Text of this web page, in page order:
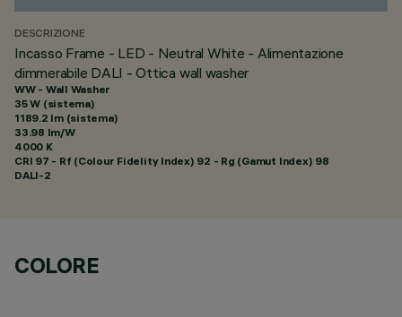
DESCRIZIONE
Incasso Frame - LED - Neutral White - Alimentazione
dimmerabile DALI - Ottica wall washer
WW - Wall Washer
35 W (sistema)
1189.2 lm (sistema)
33.98 lm/W
4000 K
CRI 97 - Rf (Colour Fidelity Index) 92 - Rg (Gamut Index) 98
DALI-2
COLORE